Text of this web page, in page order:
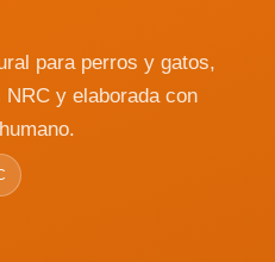
para perros y gatos,
y elaborada con